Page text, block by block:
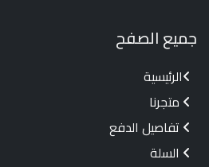
جميع الصفح
الرئيسية
متجرنا
تفاصيل الدفع
السلة